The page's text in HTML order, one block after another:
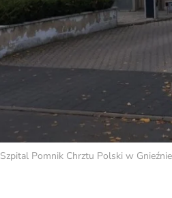
Szpital Pomnik Chrztu Polski w